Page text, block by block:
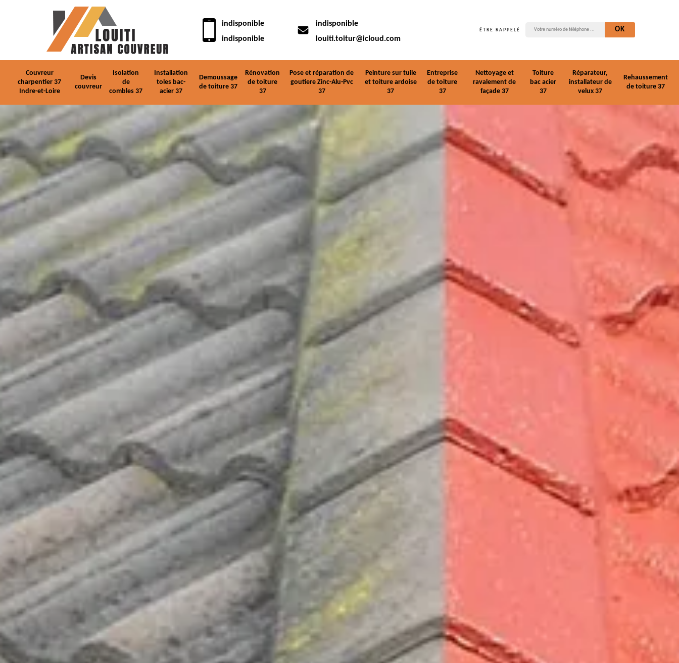
indisponible
indisponible
indisponible
louiti.toitur@icloud.com
ÊTRE RAPPELÉ
Couvreur
charpentier 37
Indre-et-Loire
Devis
couvreur
Isolation
de
combles 37
Installation
toles bac-
acier 37
Demoussage
de toiture 37
Rénovation
de toiture
37
Pose et réparation de
goutiere Zinc-Alu-Pvc
37
Peinture sur tuile
et toiture ardoise
37
Entreprise
de toiture
37
Nettoyage et
ravalement de
façade 37
Toiture
bac acier
37
Réparateur,
installateur de
velux 37
Rehaussement
de toiture 37